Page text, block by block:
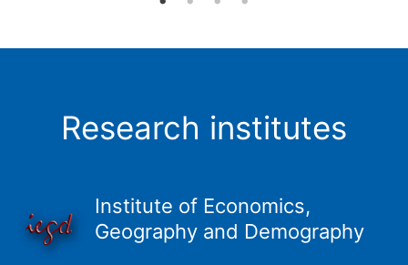
Research institutes
Institute of Economics,
Geography and Demography